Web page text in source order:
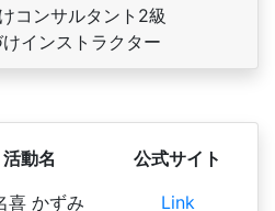
コンサルタント2級
インストラクター
活動名
喜 かずみ
公式サイト
Link